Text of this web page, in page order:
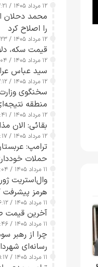
۱۲ مرداد ۱۴۰۵ / ۱۷:۲۱
محمد دحلان
را اصلاح کرد
۱۲ مرداد ۱۴۰۵ / ۱۵:۲۳
قیمت سکه، دلار و طلا
۱۲ مرداد ۱۴۰۵ / ۱۵:۰۴
سید عباس
۱۲ مرداد ۱۴۰۵ / ۱۲:۱۲
سخنگوی
منطقه
۱۲ مرداد ۱۴۰۵ / ۱۱:۴۱
بقائی: الان
۱۲ مرداد ۱۴۰۵ / ۰۸:۱۷
ترامپ:
حملات
۱۱ مرداد ۱۴۰۵ / ۱۹:۰۴
وال‌استریت
هرمز پیشرفت
۱۱ مرداد ۱۴۰۵ / ۱۶:۱۲
آخرین قیمت طلا،
۱۱ مرداد ۱۴۰۵ / ۱۰:۴۶
چرا از رهبر
رسانه‌ای
گفت
۱۱ مرداد ۱۴۰۵ / ۰۹:۱۷